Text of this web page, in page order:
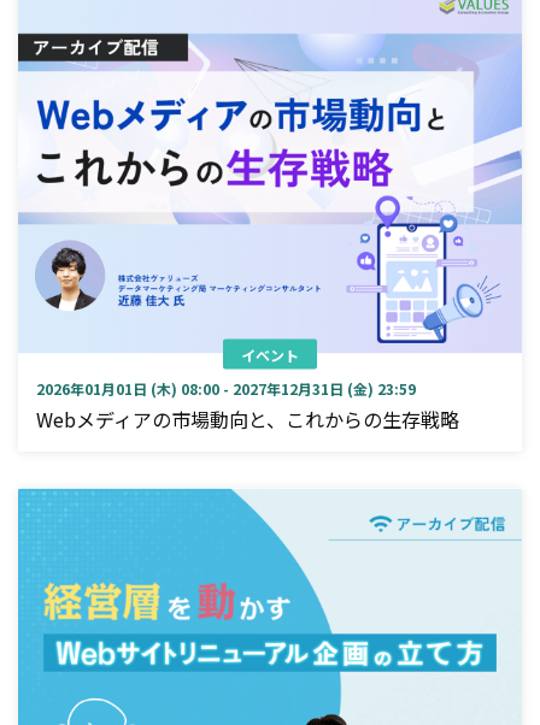
イベント
2026年01月01日 (木) 08:00 - 2027年12月31日 (金) 23:59
Webメディアの市場動向と、これからの生存戦略